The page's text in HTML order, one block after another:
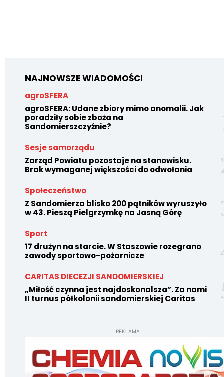
NAJNOWSZE WIADOMOŚCI
agroSFERA
agroSFERA: Udane zbiory mimo anomalii. Jak
poradziły sobie zboża na
Sandomierszczyźnie?
Sesje samorządu
Zarząd Powiatu pozostaje na stanowisku.
Brak wymaganej większości do odwołania
Społeczeństwo
Z Sandomierza blisko 200 pątników wyruszyło
w 43. Pieszą Pielgrzymkę na Jasną Górę
Sport
17 drużyn na starcie. W Staszowie rozegrano
zawody sportowo-pożarnicze
CARITAS DIECEZJI SANDOMIERSKIEJ
„Miłość czynna jest najdoskonalsza”. Za nami
II turnus półkolonii sandomierskiej Caritas
REKLAMA